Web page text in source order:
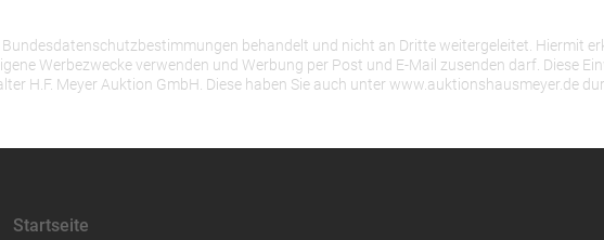
behandelt und nicht an Dritte weitergeleitet. Hiermit
Werbezwecke verwenden und Werbung per Post und E-Mail zusenden darf. Diese
H.F. Meyer Auktion GmbH. Diese haben Sie auch unter www.auktionshausmeyer.de
Startseite